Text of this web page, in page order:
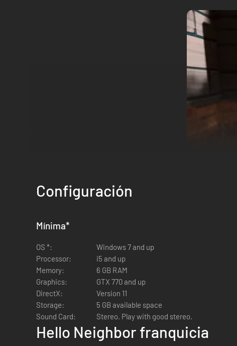
tus movimientos. ¿Te gusta escalar ventanas? Podrá una
Configuración
Mínima*
OS *:
Windows 7 and up
Processor:
i5 and up
Memory:
6 GB RAM
Graphics:
GTX 770 and up
DirectX:
Version 11
Storage:
5 GB available space
Sound Card:
Stereo. Play with good stereo.
Hello Neighbor franquicia